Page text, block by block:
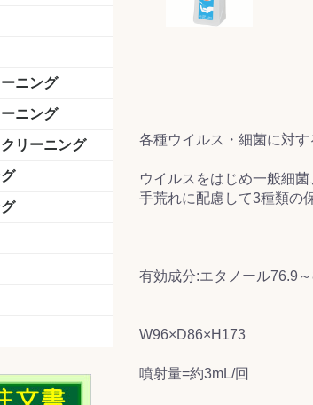
計
ニング
ニング
ッシャー) うろこ取り
リーニング
剤 ラバーカップ
水アカ除去
バスクリーナー
カビ取り剤
ー
ー
各種ウイルス・細菌に対す
ウイルスをはじめ一般細
手荒れに配慮して3種類の
有効成分:エタノール76.9
W96×D86×H173
噴射量=約3mL/回